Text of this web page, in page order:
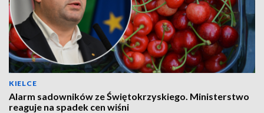
KIELCE
Alarm sadowników ze Świętokrzyskiego. Ministerstwo
reaguje na spadek cen wiśni